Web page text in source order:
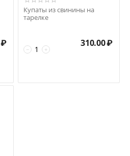
₽
Купаты из свинины на
тарелке
+
−
310.00₽